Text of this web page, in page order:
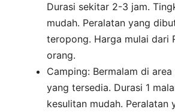
Durasi sekitar 2-3 jam.
mudah. Peralatan yang
teropong. Harga mulai dari
orang.
Camping: Bermalam di
yang tersedia. Durasi 1
kesulitan mudah. Peralatan